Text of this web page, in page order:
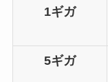
1ギガ
5ギガ